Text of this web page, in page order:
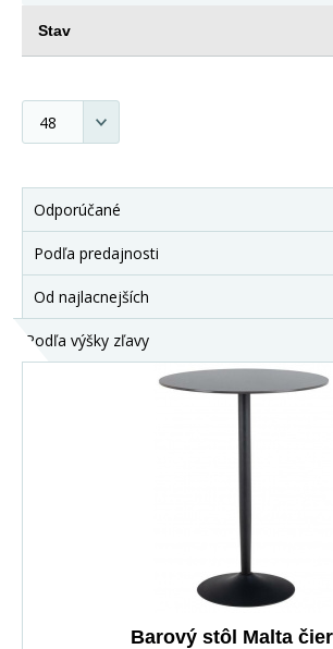
Stav
Odporúčané
Podľa predajnosti
Od najlacnejších
Podľa výšky zľavy
Barový stôl Malta